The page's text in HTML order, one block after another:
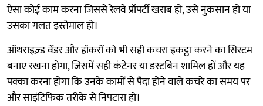
ऐसा कोई काम करना जिससे रेलवे प्रॉपर्टी खराब हो, उसे नुकसान हो या
उसका गलत इस्तेमाल हो।
ऑथराइज़्ड वेंडर और हॉकरों को भी सही कचरा इकट्ठा करने का सिस्टम
बनाए रखना होगा, जिसमें सही कंटेनर या डस्टबिन शामिल हों और यह
पक्का करना होगा कि उनके कामों से पैदा होने वाले कचरे का समय पर
और साइंटिफिक तरीके से निपटारा हो।